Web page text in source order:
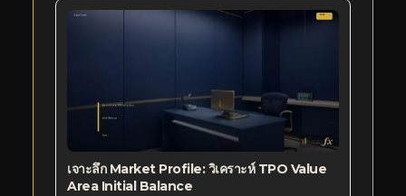
เจาะลึก Market Profile: วิเคราะห์ TPO Value
Area Initial Balance